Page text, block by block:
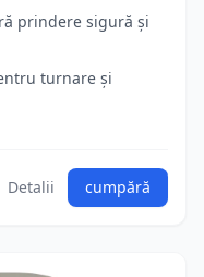
prindere sigură și
turnare și
Detalii cumpără